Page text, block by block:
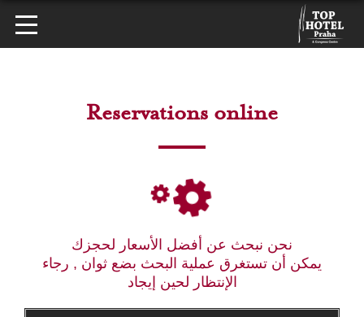
Reservations online
نحن نبحث عن أفضل الأسعار لحجزك
يمكن أن تستغرق عملية البحث بضع ثوان , رجاء
الإنتظار لحين إيجاد